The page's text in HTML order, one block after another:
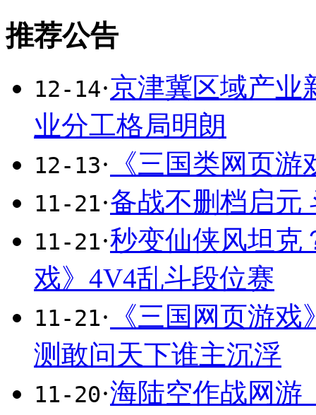
推荐公告
12-14·京津冀区域产业
业分工格局明朗
12-13· 《三国类网页
11-21·备战不删档启元
11-21·秒变仙侠风坦克
戏》4V4乱斗段位赛
11-21· 《三国网页游
测敢问天下谁主沉浮
11-20·海陆空作战网游